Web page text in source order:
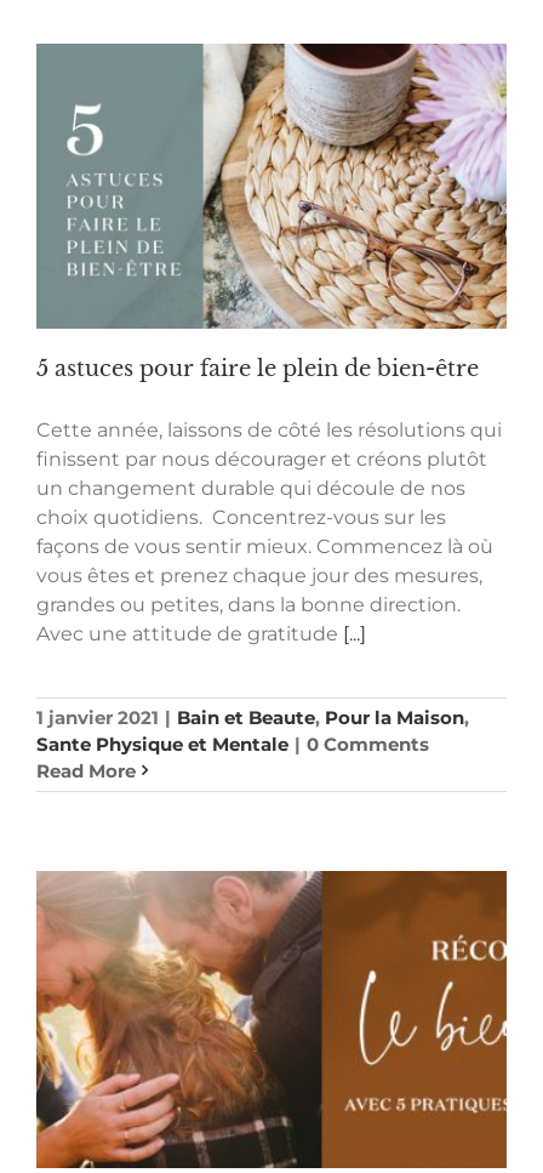
5 astuces pour faire le plein de bien-être
Cette année, laissons de côté les résolutions qui
finissent par nous décourager et créons plutôt
un changement durable qui découle de nos
choix quotidiens. Concentrez-vous sur les
façons de vous sentir mieux. Commencez là où
vous êtes et prenez chaque jour des mesures,
grandes ou petites, dans la bonne direction.
Avec une attitude de gratitude [...]
1 janvier 2021 | Bain et Beaute, Pour la Maison,
Sante Physique et Mentale | 0 Comments
Read More